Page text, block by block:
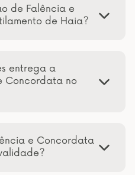
de Falência e
de Haia?
entrega a
Concordata no
e Concordata